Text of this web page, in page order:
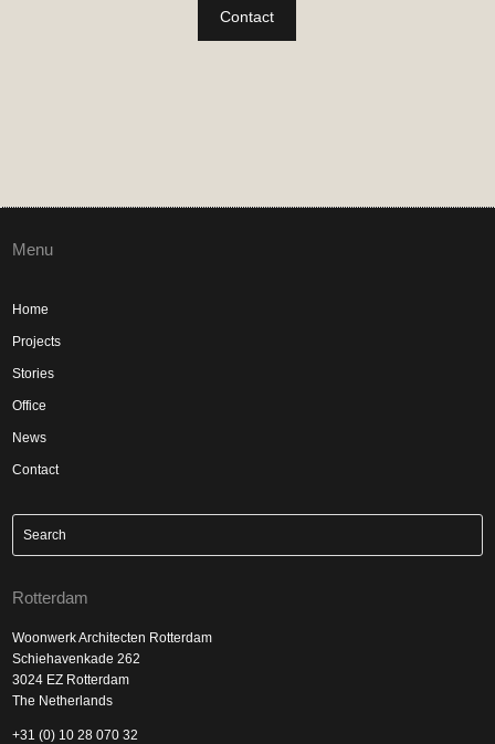
Contact
Menu
Home
Projects
Stories
Office
News
Contact
Rotterdam
Woonwerk Architecten Rotterdam
Schiehavenkade 262
3024 EZ Rotterdam
The Netherlands
+31 (0) 10 28 070 32